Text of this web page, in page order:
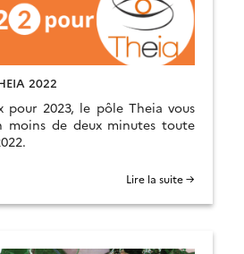
2022
pour 2023, le pôle Theia vous
moins de deux minutes toute
Lire la suite →